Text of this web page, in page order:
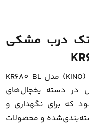
تک درب مشکی
یخچال ویترینی تک درب مشکی کینو (KINO) مدل KR680 BL
در دسته یخچال‌های
که برای نگهداری و
و محصولات